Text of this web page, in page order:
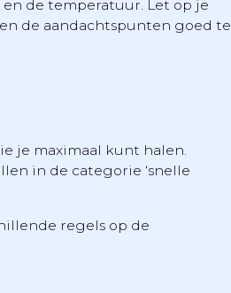
de temperatuur. Let op je
de aandachtspunten goed te
je maximaal kunt halen.
in de categorie ‘snelle
regels op de